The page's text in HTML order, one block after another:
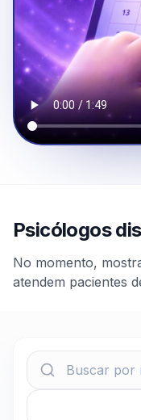
Psicólogos
No momento,
atendem pacientes